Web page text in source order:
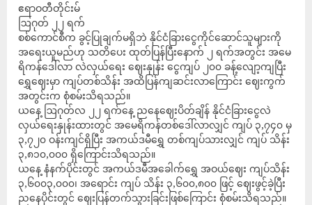
ဧရာဝတီတိုင်းမ်
ဩဂုတ် ၂၂ ရက်
စစ်ကောင်စီက ခွင့်ပြုချက်မရှိဘဲ နိုင်ငံခြားငွေကိုင်ဆောင်သူများကို
အရေးယူမည်ဟု သတိပေး ထုတ်ပြန်ပြီးနောက် ၂ ရက်အတွင်း အမေ
ရိကန်ဒေါ်လာ လဲလှယ်ရေး ဈေးနှုန်း ငွေကျပ် ၂၀၀ ခန့်လျော့ကျပြီး
ရွှေဈေးမှာ ကျပ်တစ်သိန်း အထိပြန်ကျဆင်းလာကြောင်း ဈေးကွက်
အတွင်းက စုံစမ်းသိရသည်။
ယနေ့ ဩဂုတ်လ ၂၂ ရက်နေ့ ညနေဈေးပိတ်ချိန် နိုင်ငံခြားငွေလဲ
လှယ်ရေးနှုန်းထားတွင် အမေရိကန်တစ်ဒေါ်လာလျှင် ကျပ် ၃,၇၄၀ မှ
၃,၇၂၀ ဝန်းကျင်ရှိပြီး အကယ်ဒမီရွှေ တစ်ကျပ်သားလျှင် ကျပ် သိန်း
၃,၈၁၀,၀၀၀ ရှိကြောင်းသိရသည်။
ယနေ့ နံနက်ပိုင်းတွင် အကယ်ဒမီအခေါက်ရွှေ အဝယ်ဈေး ကျပ်သိန်း
၃,၆၀၀၃,၀၀၀၊ အရောင်း ကျပ် သိန်း ၃,၆၀၀,၈၀၀ ဖြင့် ဈေးဖွင့်ခဲ့ပြီး
ညနေပိုင်းတွင် ဈေးပြန်တက်သွားခြင်းဖြစ်ကြောင်း စုံစမ်းသိရသည်။